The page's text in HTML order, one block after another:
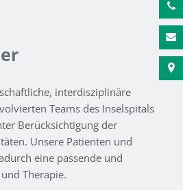
interdisziplinäre
Teams des Inselspitals
Berücksichtigung der
Unsere Patienten und
eine passende und
Therapie.